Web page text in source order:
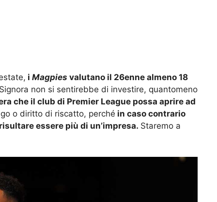
i Magpies valutano il 26enne almeno 18
non si sentirebbe di investire, quantomeno
che il club di Premier League possa aprire ad
o diritto di riscatto, perché in caso contrario
essere più di un’impresa. Staremo a